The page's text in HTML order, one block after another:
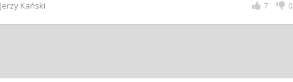
Jerzy Kański 0
7